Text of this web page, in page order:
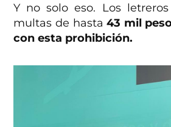
Y no solo eso. Los
multas de hasta43 mil
con esta prohibición.